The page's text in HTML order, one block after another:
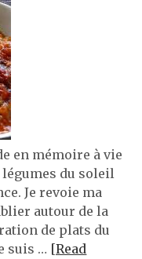
en mémoire à vie
légumes du soleil
Je revoie ma
autour de la
de plats du
suis … [Read